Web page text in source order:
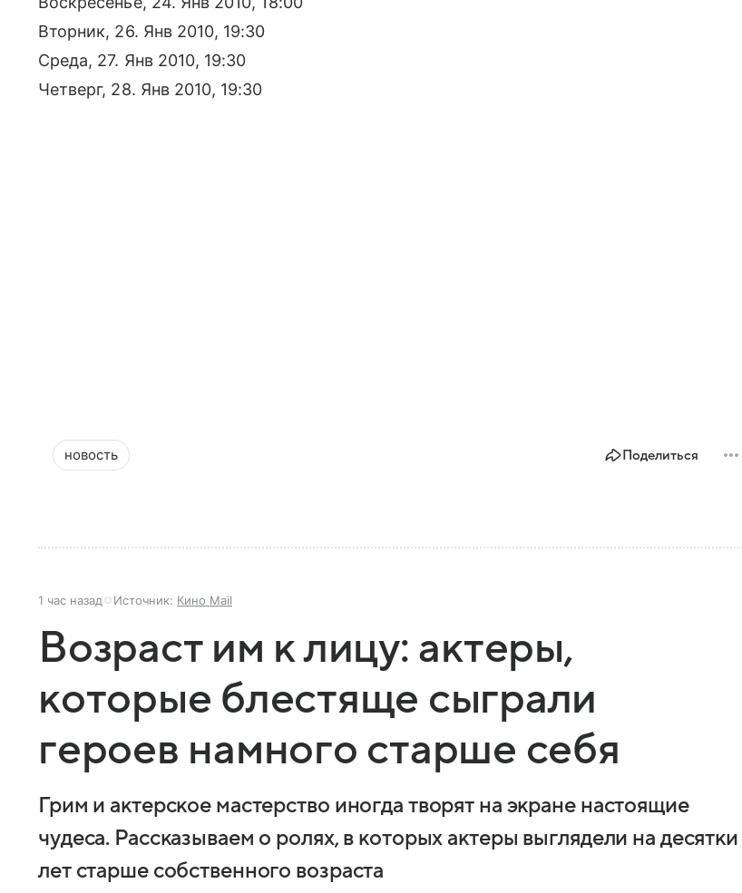
Вторник, 26. Янв 2010, 19:30
Среда, 27. Янв 2010, 19:30
Четверг, 28. Янв 2010, 19:30
новость Поделиться
1 час назад Источник: Кино Mail
Возраст им к лицу: актеры,
которые блестяще сыграли
героев намного старше себя
Грим и актерское мастерство иногда творят на экране настоящие
чудеса. Рассказываем о ролях, в которых актеры выглядели на десятки
лет старше собственного возраста